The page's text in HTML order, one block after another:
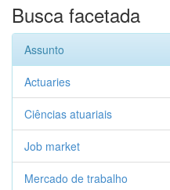
Busca facetada
Assunto
Actuaries
Ciências atuariais
Job market
Mercado de trabalho